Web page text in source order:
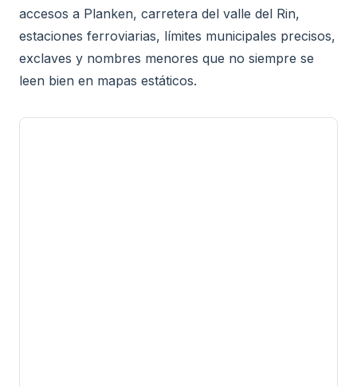
accesos a Planken, carretera del valle del Rin,
estaciones ferroviarias, límites municipales precisos,
exclaves y nombres menores que no siempre se
leen bien en mapas estáticos.